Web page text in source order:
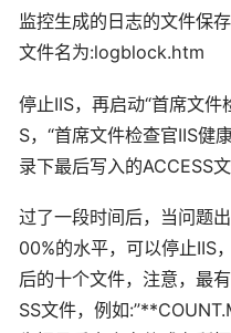
监控生成的日志的文件保
文件名为:logblock.htm
停止IIS，再启动“首席文件
S，“首席文件检查官IIS
录下最后写入的ACCESS文
过了一段时间后，当问题
00%的水平，可以停止
后的十个文件，注意，最
SS文件，例如